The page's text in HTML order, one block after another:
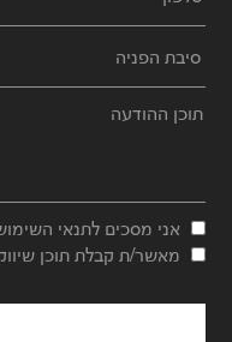
אני מסכים לתנאי
מאשר/ת קבלת תוכן